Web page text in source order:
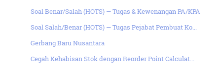
Soal Benar/Salah (HOTS) — Tugas & Kewenangan PA/KPA
Soal Salah/Benar (HOTS) — Tugas Pejabat Pembuat Ko...
Gerbang Baru Nusantara
Cegah Kehabisan Stok dengan Reorder Point Calculat...